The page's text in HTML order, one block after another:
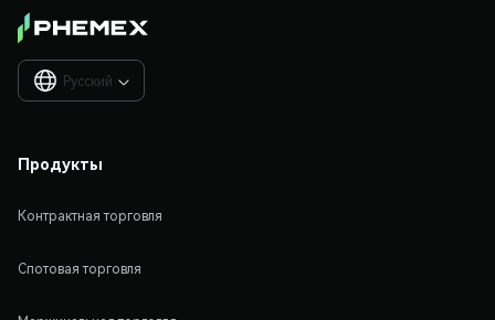
Русский 
Продукты
Контрактная торговля
Спотовая торговля